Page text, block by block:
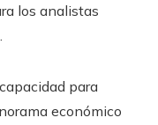
los analistas
para
económico